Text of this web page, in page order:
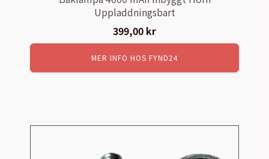
Uppladdningsbart
399,00 kr
MER INFO HOS FYND24